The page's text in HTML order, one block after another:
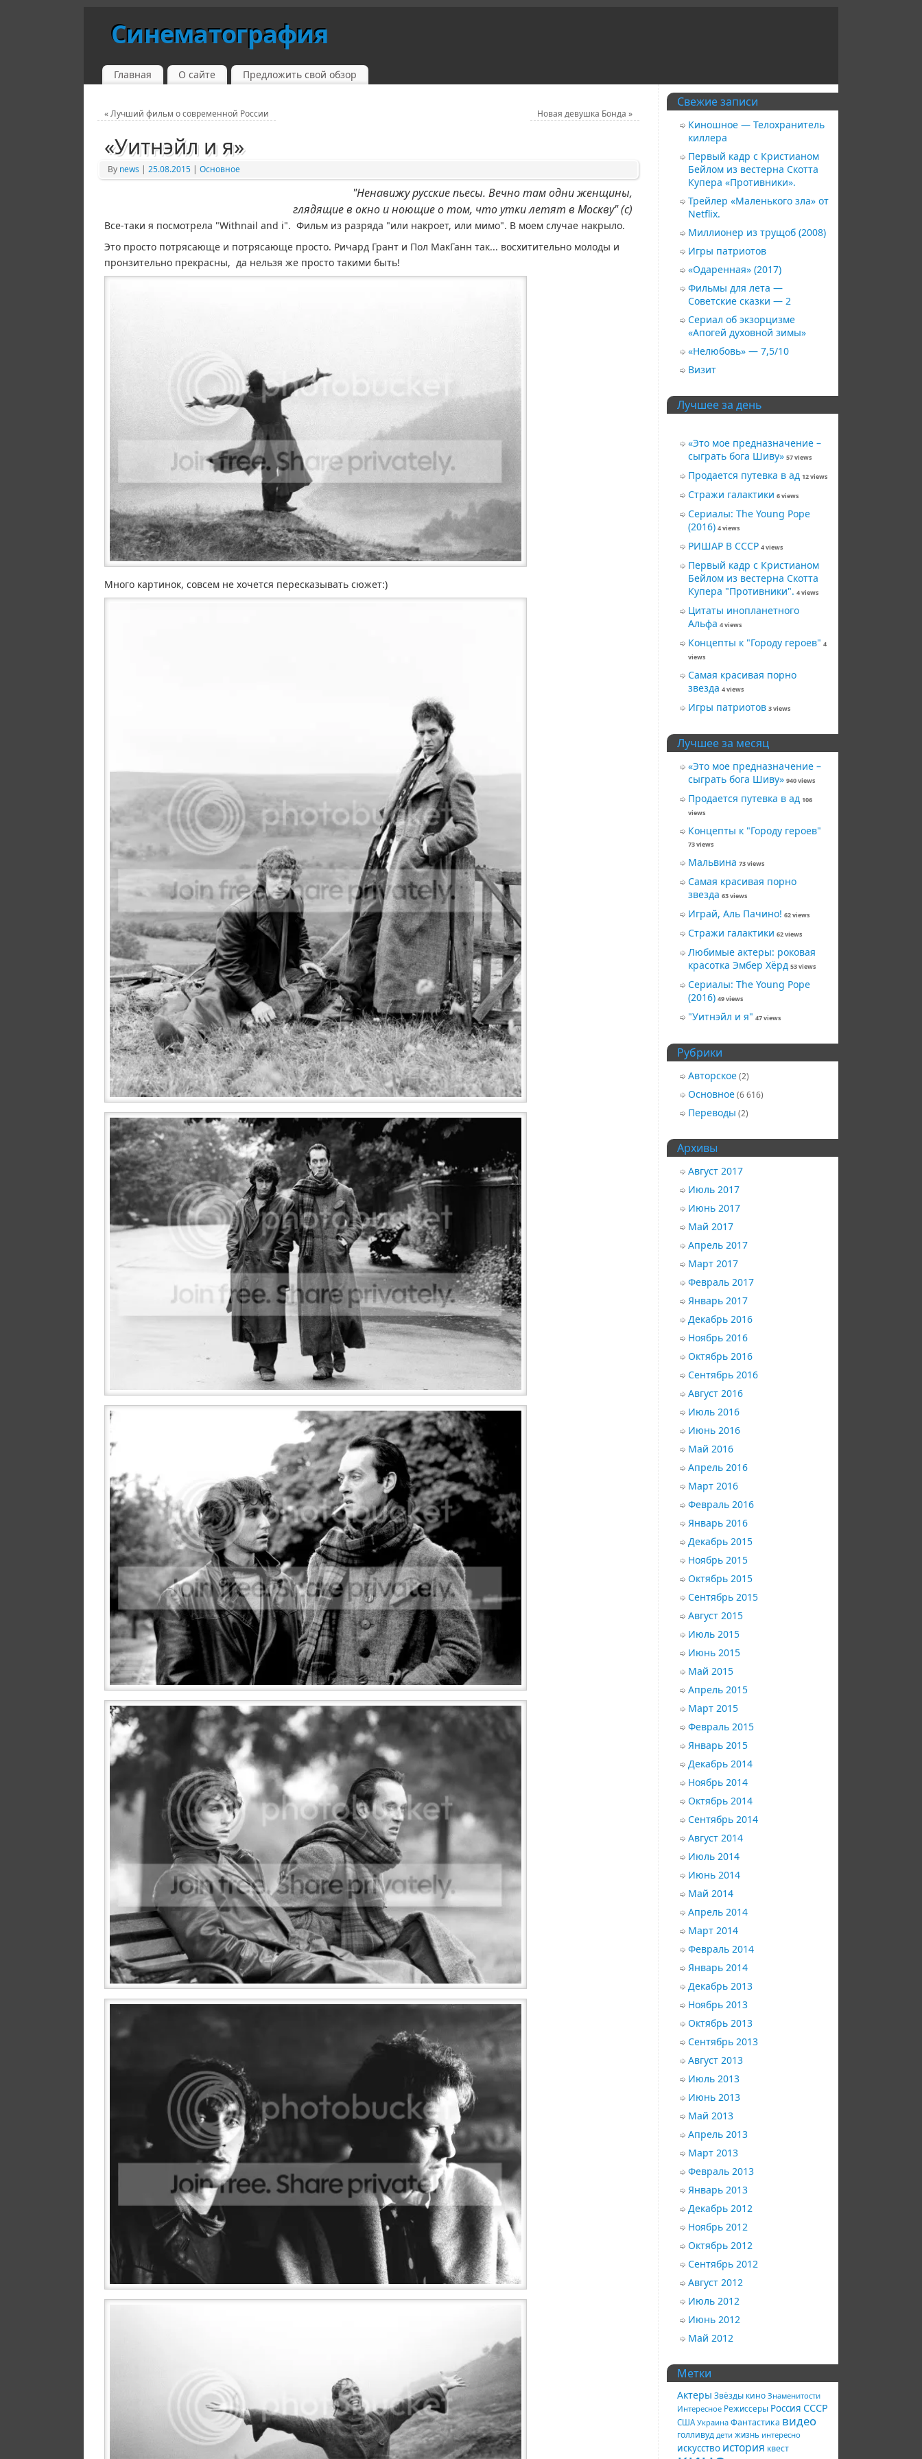
Синематография
Главная О сайте Предложить свой обзор
«Лучший фильм о современной России Новая девушка Бонда »
«Уитнэйл и я»
By news | 25.08.2015 | Основное
"Ненавижу русские пьесы. Вечно там одни женщины,
глядящие в окно и ноющие о том, что утки летят в Москву" (с)
Все-таки я посмотрела "Withnail and i". Фильм из разряда "или накроет, или мимо". В моем случае накрыло.
Это просто потрясающе и потрясающе просто. Ричард Грант и Пол МакГанн так... восхитительно молоды и
пронзительно прекрасны, да нельзя же просто такими быть!
Много картинок, совсем не хочется пересказывать сюжет:)
Свежие записи
Киношное — Телохранитель
киллера
Первый кадр с Кристианом
Бейлом из вестерна Скотта
Купера «Противники».
Трейлер «Маленького зла» от
Netflix.
Миллионер из трущоб (2008)
Игры патриотов
«Одаренная» (2017)
Фильмы для лета —
Советские сказки — 2
Сериал об экзорцизме
«Апогей духовной зимы»
«Нелюбовь» — 7,5/10
Визит
Лучшее за день
«Это мое предназначение –
сыграть бога Шиву» 57 views
Продается путевка в ад 12 views
Стражи галактики 6 views
Сериалы: The Young Pope
(2016) 4 views
РИШАР В СССР 4 views
Первый кадр с Кристианом
Бейлом из вестерна Скотта
Купера "Противники". 4 views
Цитаты инопланетного
Альфа 4 views
Концепты к "Городу героев" 4
views
Самая красивая порно
звезда 4 views
Игры патриотов 3 views
Лучшее за месяц
«Это мое предназначение –
сыграть бога Шиву» 940 views
Продается путевка в ад 106
views
Концепты к "Городу героев"
73 views
Мальвина 73 views
Самая красивая порно
звезда 63 views
Играй, Аль Пачино! 62 views
Стражи галактики 62 views
Любимые актеры: роковая
красотка Эмбер Хёрд 53 views
Сериалы: The Young Pope
(2016) 49 views
"Уитнэйл и я" 47 views
Рубрики
Авторское(2)
Основное(6 616)
Переводы (2)
Архивы
Август 2017
Июль 2017
Июнь 2017
Май 2017
Апрель 2017
Март 2017
Февраль 2017
Январь 2017
Декабрь 2016
Ноябрь 2016
Октябрь 2016
Сентябрь 2016
Август 2016
Июль 2016
Июнь 2016
Май 2016
Апрель 2016
Март 2016
Февраль 2016
Январь 2016
Декабрь 2015
Ноябрь 2015
Октябрь 2015
Сентябрь 2015
Август 2015
Июль 2015
Июнь 2015
Май 2015
Апрель 2015
Март 2015
Февраль 2015
Январь 2015
Декабрь 2014
Ноябрь 2014
Октябрь 2014
Сентябрь 2014
Август 2014
Июль 2014
Июнь 2014
Май 2014
Апрель 2014
Март 2014
Февраль 2014
Январь 2014
Декабрь 2013
Ноябрь 2013
Октябрь 2013
Сентябрь 2013
Август 2013
Июль 2013
Июнь 2013
Май 2013
Апрель 2013
Март 2013
Февраль 2013
Январь 2013
Декабрь 2012
Ноябрь 2012
Октябрь 2012
Сентябрь 2012
Август 2012
Июль 2012
Июнь 2012
Май 2012
Метки
Актеры Звёзды кино Знаменитости
Интересное Режиссеры Россия СССР
США Украина Фантастика видео
голливуд дети жизнь интересно
искусство история квест